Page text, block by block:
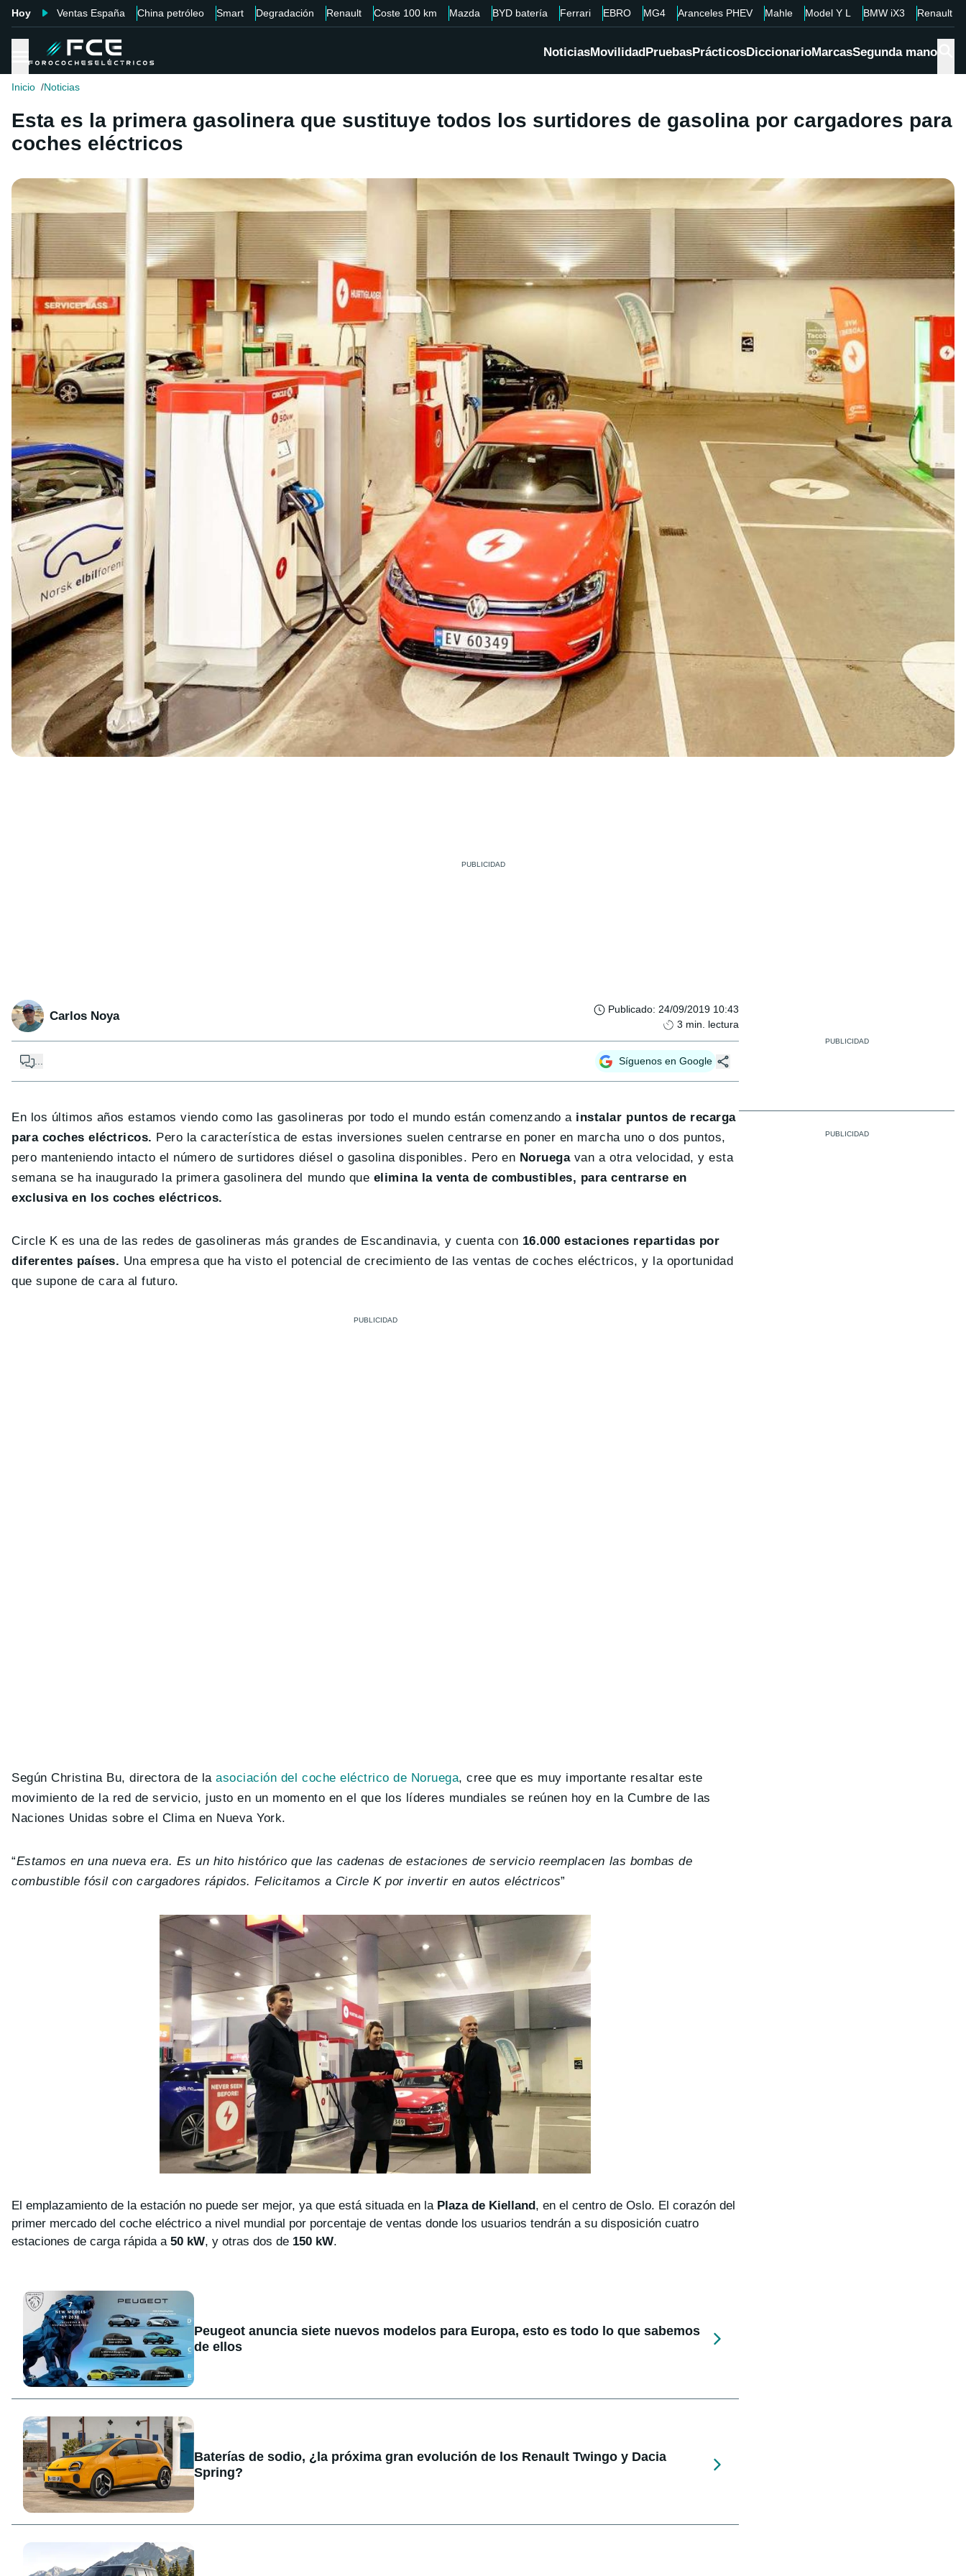
Hoy Ventas España China petróleo Smart Degradación Renault Coste 100 km Mazda BYD batería Ferrari EBRO MG4 Aranceles PHEV Mahle Model Y L BMW iX3 Renault
NoticiasMovilidadPruebasPrácticosDiccionarioMarcasSegunda mano
Inicio Noticias
Esta es la primera gasolinera que sustituye todos los surtidores de gasolina por cargadores para
coches eléctricos
Carlos Noya Publicado: 24/09/2019 10:43
3 min. lectura
... Síguenos en Google
En los últimos años estamos viendo como las gasolineras por todo el mundo están comenzando a instalar puntos de recarga
para coches eléctricos. Pero la característica de estas inversiones suelen centrarse en poner en marcha uno o dos puntos,
pero manteniendo intacto el número de surtidores diésel o gasolina disponibles. Pero en Noruegavan a otra velocidad, y esta
semana se ha inaugurado la primera gasolinera del mundo que elimina la venta de combustibles, para centrarse en
exclusiva en los coches eléctricos.
Circle K es una de las redes de gasolineras más grandes de Escandinavia, y cuenta con 16.000 estaciones repartidas por
diferentes países. Una empresa que ha visto el potencial de crecimiento de las ventas de coches eléctricos, y la oportunidad
que supone de cara al futuro.
Según Christina Bu, directora de laasociación del coche eléctrico de Noruega, cree que es muy importante resaltar este
movimiento de la red de servicio, justo en un momento en el que los líderes mundiales se reúnen hoy en la Cumbre de las
Naciones Unidas sobre el Clima en Nueva York.
“Estamos en una nueva era. Es un hito histórico que las cadenas de estaciones de servicio reemplacen las bombas de
combustible fósil con cargadores rápidos. Felicitamos a Circle K por invertir en autos eléctricos”
El emplazamiento de la estación no puede ser mejor, ya que está situada en la Plaza de Kielland , en el centro de Oslo. El corazón del
primer mercado del coche eléctrico a nivel mundial por porcentaje de ventas donde los usuarios tendrán a su disposición cuatro
estaciones de carga rápida a 50 kW, y otras dos de 150 kW.
Peugeot anuncia siete nuevos modelos para Europa, esto es todo lo que sabemos
de ellos
Baterías de sodio, ¿la próxima gran evolución de los Renault Twingo y Dacia
Spring?